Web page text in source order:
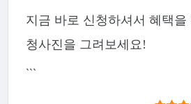
지금 바로 신청하셔서 혜택을
청사진을 그려보세요!
```